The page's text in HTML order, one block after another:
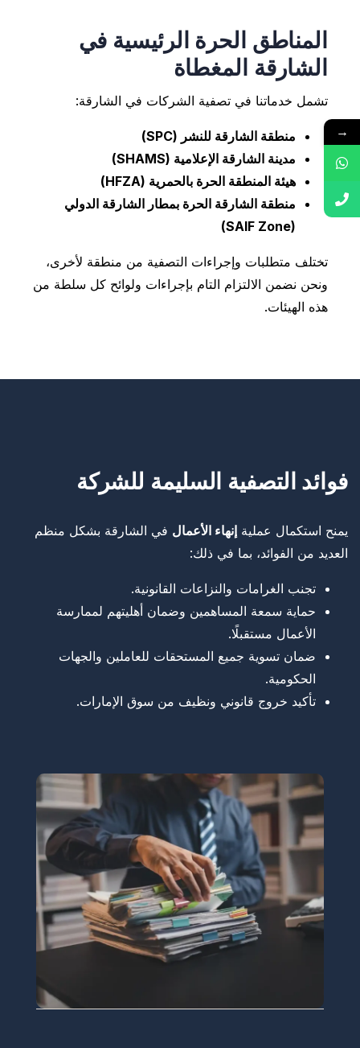
المناطق الحرة الرئيسية في
الشارقة المغطاة
تشمل خدماتنا في تصفية الشركات في الشارقة:
منطقة الشارقة للنشر (SPC)
مدينة الشارقة الإعلامية (SHAMS)
هيئة المنطقة الحرة بالحمرية (HFZA)
منطقة الشارقة الحرة بمطار الشارقة الدولي
(SAIF Zone)
تختلف متطلبات وإجراءات التصفية من منطقة لأخرى،
ونحن نضمن الالتزام التام بإجراءات ولوائح كل سلطة من
هذه الهيئات.
فوائد التصفية السليمة للشركة
يمنح استكمال عملية إنهاء الأعمال في الشارقة بشكل منظم
العديد من الفوائد، بما في ذلك:
تجنب الغرامات والنزاعات القانونية.
حماية سمعة المساهمين وضمان أهليتهم لممارسة
الأعمال مستقبلًا.
ضمان تسوية جميع المستحقات للعاملين والجهات
الحكومية.
تأكيد خروج قانوني ونظيف من سوق الإمارات.
→